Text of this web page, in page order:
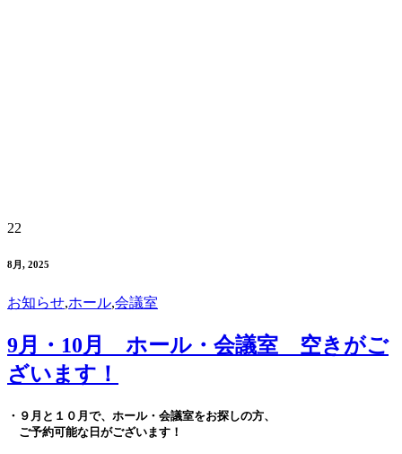
22
8月, 2025
お知らせ,ホール,会議室
9月・10月 ホール・会議室 空きがご
ざいます！
・９月と１０月で、ホール・会議室をお探しの方、
ご予約可能な日がございます！